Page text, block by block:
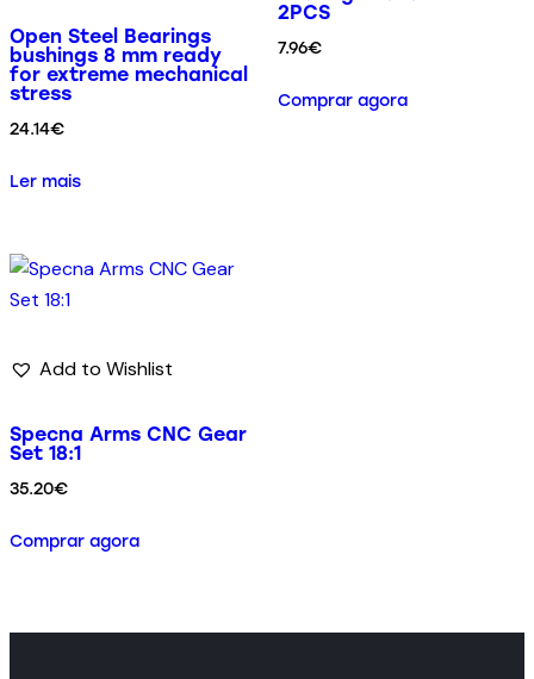
Open Steel Bearings
bushings 8 mm ready
for extreme mechanical
stress
24.14€
Ler mais
2PCS
7.96€
Comprar agora
Add to Wishlist
Specna Arms CNC Gear
Set 18:1
35.20€
Comprar agora